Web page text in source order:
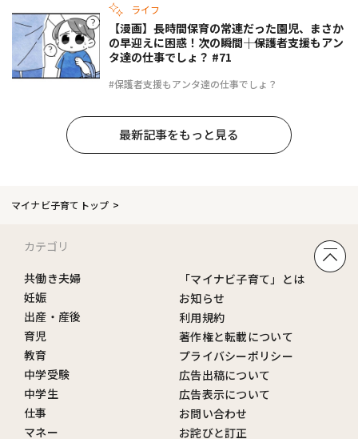
ライフ
#保護者支援もアンタ達の仕事でしょ？
【漫画】長時間保育の常連だった園児、まさか
の早迎えに困惑！次の瞬間――｜保護者支援もアン
タ達の仕事でしょ？ #71
最新記事をもっと見る
マイナビ子育てトップ
カテゴリ
共働き夫婦
妊娠
出産・産後
育児
教育
中学受験
中学生
仕事
マネー
「マイナビ子育て」とは
お知らせ
利用規約
著作権と転載について
プライバシーポリシー
広告出稿について
広告表示について
お問い合わせ
お詫びと訂正